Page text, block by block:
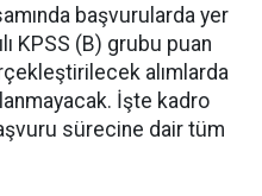
başvurularda yer
KPSS (B) grubu puan
alımlarda
İşte kadro
sürecine dair tüm